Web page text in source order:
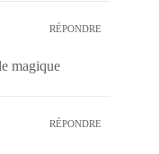
RÉPONDRE
magique
RÉPONDRE